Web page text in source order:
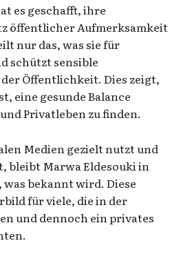
es geschafft, ihre
öffentlicher Aufmerksamkeit
nur das, was sie für
schützt sensible
Öffentlichkeit. Dies zeigt,
eine gesunde Balance
Privatleben zu finden.
Medien gezielt nutzt und
bleibt Marwa Eldesouki in
bekannt wird. Diese
für viele, die in der
und dennoch ein privates